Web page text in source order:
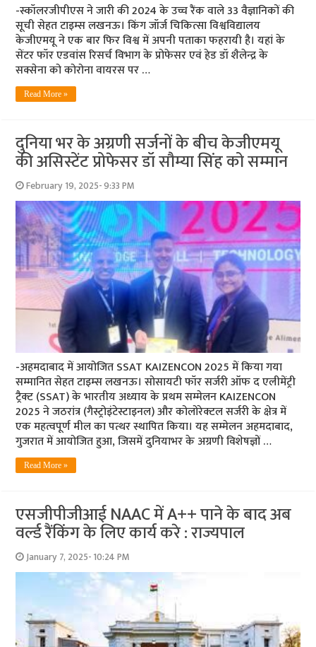
-स्कॉलरजीपीएस ने जारी की 2024 के उच्च रैंक वाले 33 वैज्ञानिकों की
सूची सेहत टाइम्स लखनऊ। किंग जॉर्ज चिकित्सा विश्वविद्यालय
केजीएमयू ने एक बार फिर विश्व में अपनी पताका फहरायी है। यहां के
सेंटर फॉर एडवांस रिसर्च विभाग के प्रोफेसर एवं हेड डॉ शैलेन्द्र के
सक्सेना को कोरोना वायरस पर …
Read More »
दुनिया भर के अग्रणी सर्जनों के बीच केजीएमयू
की असिस्टेंट प्रोफेसर डॉ सौम्या सिंह को सम्मान
February 19, 2025- 9:33 PM
-अहमदाबाद में आयोजित SSAT KAIZENCON 2025 में किया गया
सम्मानित सेहत टाइम्स लखनऊ। सोसायटी फॉर सर्जरी ऑफ द एलीमेंट्री
ट्रैक्ट (SSAT) के भारतीय अध्याय के प्रथम सम्मेलन KAIZENCON
2025 ने जठरांत्र (गैस्ट्रोइंटेस्टाइनल) और कोलोरेक्टल सर्जरी के क्षेत्र में
एक महत्वपूर्ण मील का पत्थर स्थापित किया। यह सम्मेलन अहमदाबाद,
गुजरात में आयोजित हुआ, जिसमें दुनियाभर के अग्रणी विशेषज्ञों …
Read More »
एसजीपीजीआई NAAC में A++ पाने के बाद अब
वर्ल्ड रैंकिंग के लिए कार्य करे : राज्यपाल
January 7, 2025- 10:24 PM